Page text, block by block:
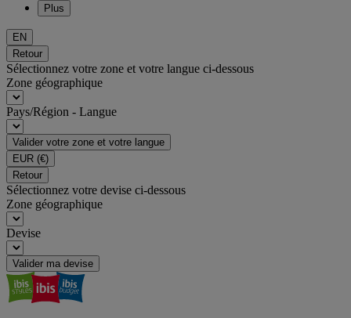
Plus
EN
Retour
Sélectionnez votre zone et votre langue ci-dessous
Zone géographique
Pays/Région - Langue
Valider votre zone et votre langue
EUR (€)
Retour
Sélectionnez votre devise ci-dessous
Zone géographique
Devise
Valider ma devise